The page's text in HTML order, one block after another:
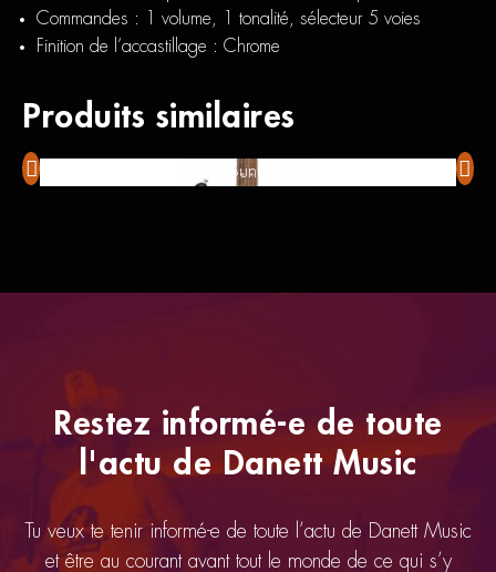
Commandes : 1 volume, 1 tonalité, sélecteur 5 voies
Finition de l’accastillage : Chrome
Produits similaires
Fender Player Stratocaster Sunburst
Restez informé-e de toute
l'actu de Danett Music
Tu veux te tenir informé-e de toute l’actu de Danett Music
et être au courant avant tout le monde de ce qui s’y